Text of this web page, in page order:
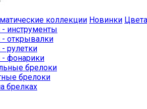
коллекции Новинки Цвета
инструменты
- открывалки
рулетки
- фонарики
брелоки
брелоки
брелках